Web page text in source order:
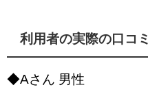
利用者の実際の口コミ
◆Aさん 男性